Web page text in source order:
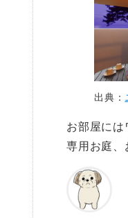
出典：
お部屋に
専用お庭、